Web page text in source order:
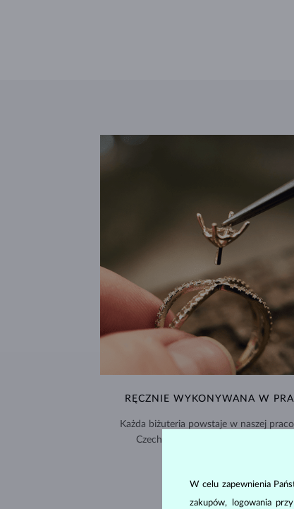
RĘCZNIE WYKONYWANA W
Każda biżuteria powstaje w naszej
Czechach i jest wysyłana na cały
W celu zapewnienia
zakupów, logowania